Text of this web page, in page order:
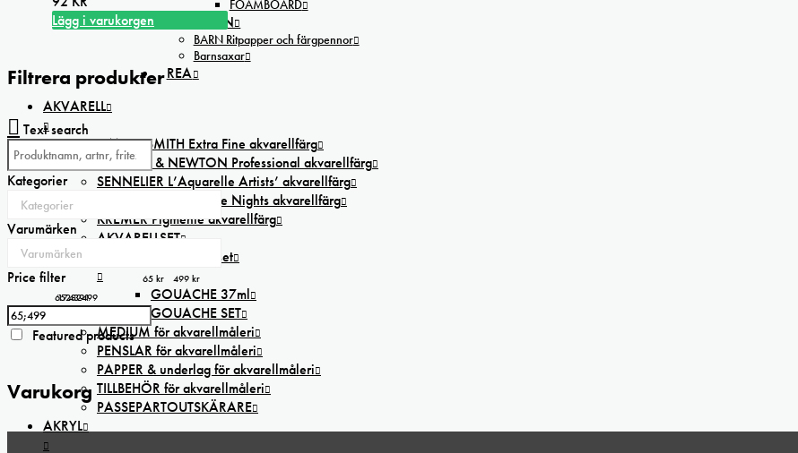
FOAMBOARD
FÖR BARN
BARN Ritpapper och färgpennor
Barnsaxar
REA
AKVARELL
DANIEL SMITH Extra Fine akvarellfärg
WINSOR & NEWTON Professional akvarellfärg
SENNELIER L’Aquarelle Artists’ akvarellfärg
St PETERSBURG White Nights akvarellfärg
KREMER Pigmente akvarellfärg
AKVARELLSET
GOUACHE färger & set
GOUACHE 37ml
GOUACHE SET
MEDIUM för akvarellmåleri
PENSLAR för akvarellmåleri
PAPPER & underlag för akvarellmåleri
TILLBEHÖR för akvarellmåleri
PASSEPARTOUTSKÄRARE
AKRYL
olika
alternativen
på
produktsidan
Lägg i varukorgen
Filtrera produkter
Text search
Kategorier
Varumärken
Price filter 65 kr
499 kr
65
174282391499
Featured products
Varukorg